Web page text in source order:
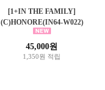
[1+IN THE FAMILY]
(C)HONORE(IN64-W022)
45,000원
1,350원 적립